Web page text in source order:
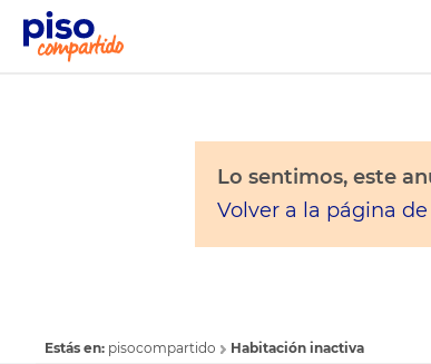
Lo sentimos, este
Volver a la página
Estás en: pisocompartido Habitación inactiva